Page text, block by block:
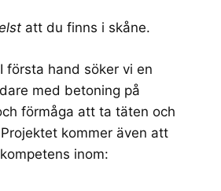
att du finns i skåne.
första hand söker vi en
med betoning på
förmåga att ta täten och
kommer även att
inom: